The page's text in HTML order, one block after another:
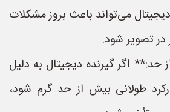
می‌تواند باعث بروز مشکلات
تصویر شود.
اگر گیرنده دیجیتال به دلیل
طولانی بیش از حد گرم شود،